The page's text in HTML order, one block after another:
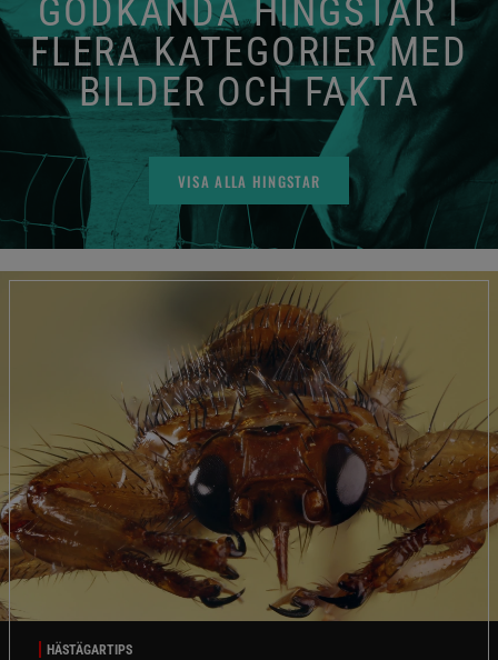
GODKÄNDA HINGSTAR I
FLERA KATEGORIER MED
BILDER OCH FAKTA
VISA ALLA HINGSTAR
HÄSTÄGARTIPS